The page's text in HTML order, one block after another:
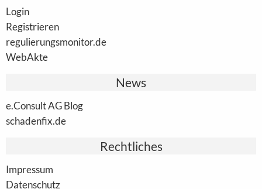
Login
Registrieren
regulierungsmonitor.de
WebAkte
News
e.Consult AG Blog
schadenfix.de
Rechtliches
Impressum
Datenschutz